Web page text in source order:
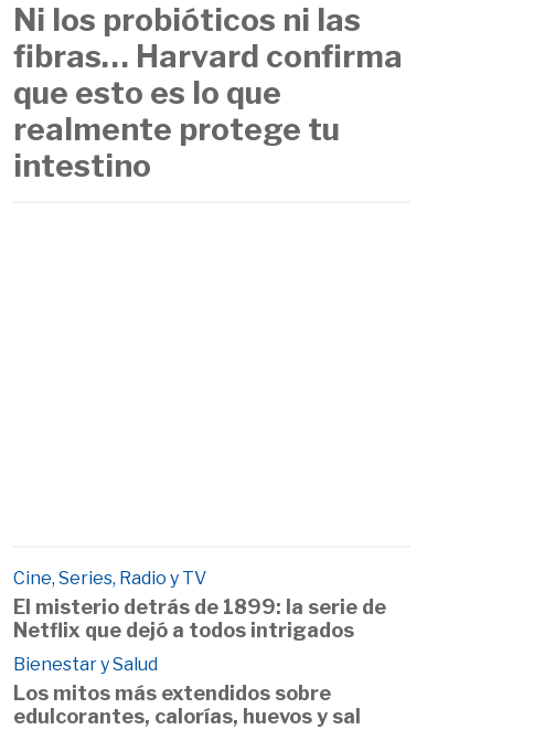
Ni los probióticos ni las
fibras… Harvard confirma
que esto es lo que
realmente protege tu
intestino
Cine, Series, Radio y TV
El misterio detrás de 1899: la serie de
Netflix que dejó a todos intrigados
Bienestar y Salud
Los mitos más extendidos sobre
edulcorantes, calorías, huevos y sal